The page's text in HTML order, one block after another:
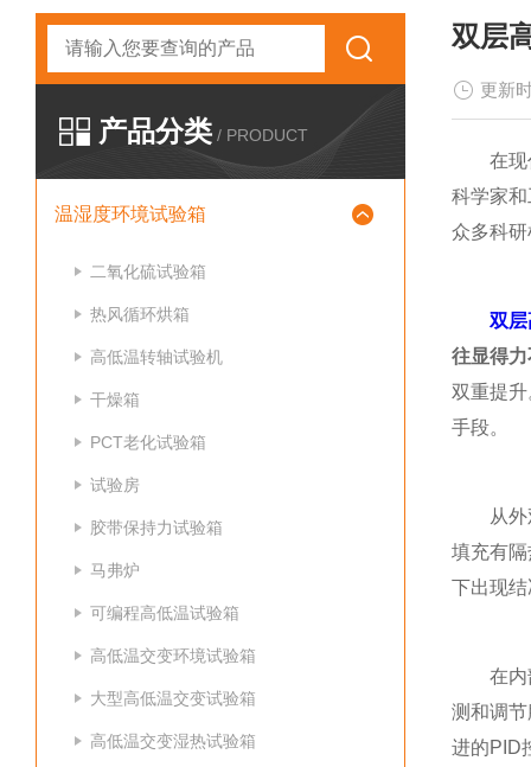
产品分类 / PRODUCT
温湿度环境试验箱
二氧化硫试验箱
热风循环烘箱
高低温转轴试验机
干燥箱
PCT老化试验箱
试验房
胶带保持力试验箱
马弗炉
可编程高低温试验箱
高低温交变环境试验箱
大型高低温交变试验箱
高低温交变湿热试验箱
双层
更新
在现代
科学家
众多科
双
往显得
双重提
手段。
从外观
填充有
下出现
在内部
测和调
进的PID